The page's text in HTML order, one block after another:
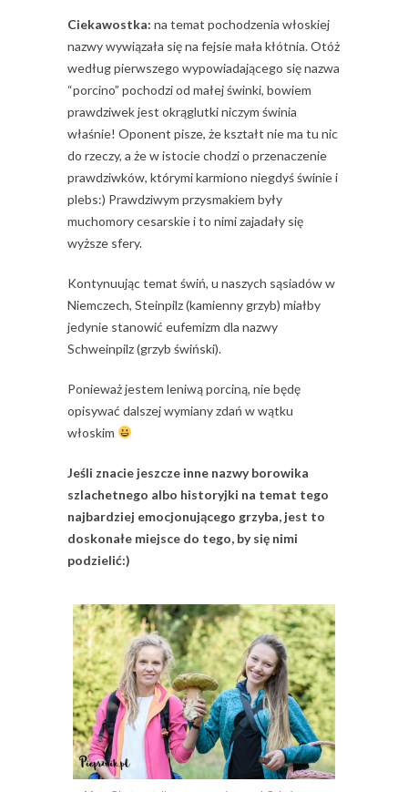
Ciekawostka: na temat pochodzenia włoskiej
nazwy wywiązała się na fejsie mała kłótnia. Otóż
według pierwszego wypowiadającego się nazwa
“porcino” pochodzi od małej świnki, bowiem
prawdziwek jest okrąglutki niczym świnia
właśnie! Oponent pisze, że kształt nie ma tu nic
do rzeczy, a że w istocie chodzi o przenaczenie
prawdziwków, którymi karmiono niegdyś świnie i
plebs:) Prawdziwym przysmakiem były
muchomory cesarskie i to nimi zajadały się
wyższe sfery.
Kontynuując temat świń, u naszych sąsiadów w
Niemczech, Steinpilz (kamienny grzyb) miałby
jedynie stanowić eufemizm dla nazwy
Schweinpilz (grzyb świński).
Ponieważ jestem leniwą porciną, nie będę
opisywać dalszej wymiany zdań w wątku
włoskim
Jeśli znacie jeszcze inne nazwy borowika
szlachetnego albo historyjki na temat tego
najbardziej emocjonującego grzyba, jest to
doskonałe miejsce do tego, by się nimi
podzielić:)